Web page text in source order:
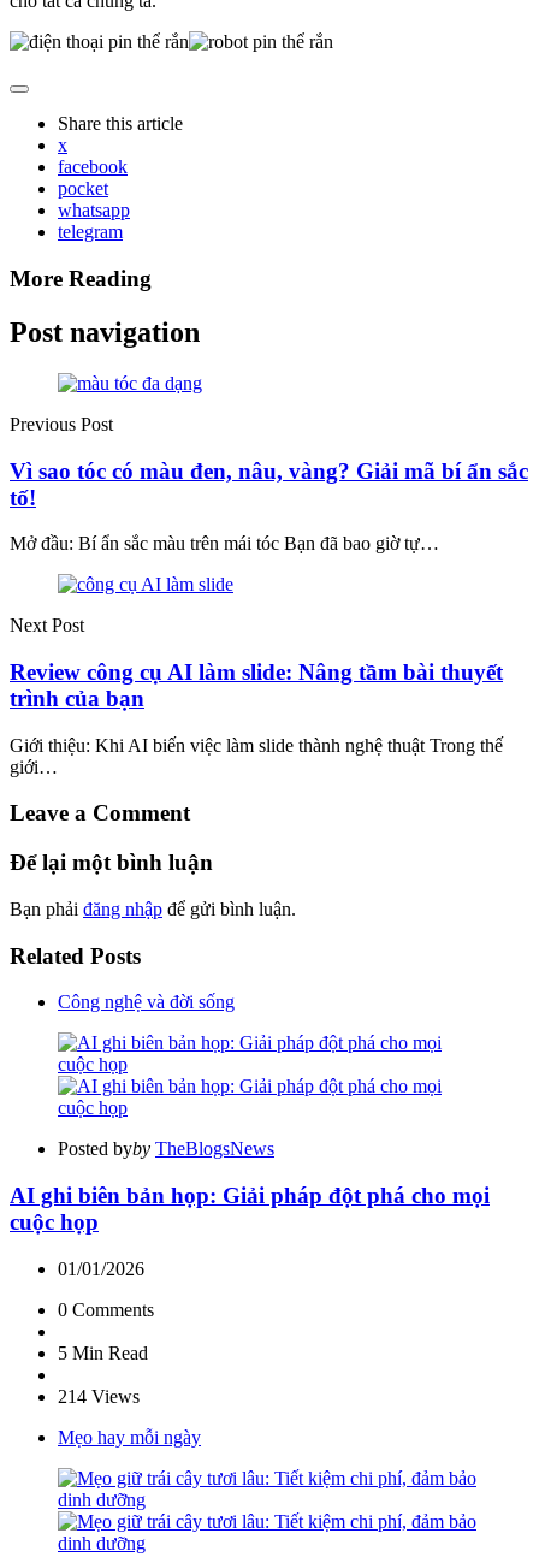
Share this article
x
facebook
pocket
whatsapp
telegram
More Reading
Post navigation
Previous Post
Vì sao tóc có màu đen, nâu, vàng? Giải mã bí ẩn sắc
tố!
Mở đầu: Bí ẩn sắc màu trên mái tóc Bạn đã bao giờ tự…
Next Post
Review công cụ AI làm slide: Nâng tầm bài thuyết
trình của bạn
Giới thiệu: Khi AI biến việc làm slide thành nghệ thuật Trong thế
giới…
Leave a Comment
Để lại một bình luận
Bạn phải đăng nhập để gửi bình luận.
Related Posts
Công nghệ và đời sống
Posted byby TheBlogsNews
AI ghi biên bản họp: Giải pháp đột phá cho mọi
cuộc họp
01/01/2026
0 Comments
5 Min Read
214 Views
Mẹo hay mỗi ngày